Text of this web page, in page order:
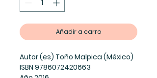
Añadir a carro
Autor (es) Toño Malpica (México)
ISBN 9786072420663